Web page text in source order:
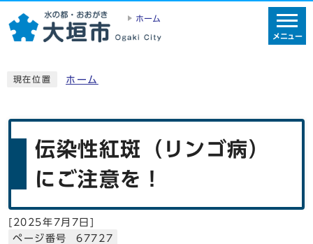
ホーム
メニュー
現在位置 ホーム
伝染性紅斑（リンゴ病）
にご注意を！
[ 2025年7月7日]
ページ番号 67727